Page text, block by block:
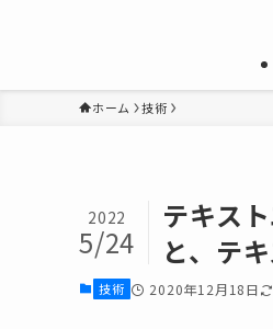
ホーム 技術
テキス
と、テ
2022
5/24
技術 2020年12月18日